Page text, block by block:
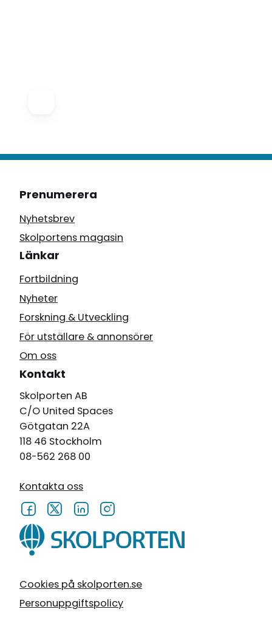
Cookies på skolporten.se
Personuppgiftspolicy
Prenumerera
Nyhetsbrev
Skolportens magasin
Länkar
Fortbildning
Nyheter
Forskning & Utveckling
För utställare & annonsörer
Om oss
Kontakt
Skolporten AB
C/O United Spaces
Götgatan 22A
118 46 Stockholm
08-562 268 00
Kontakta oss